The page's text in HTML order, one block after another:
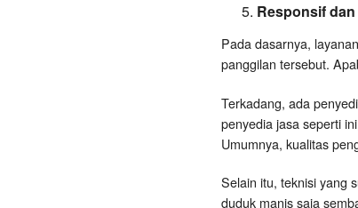
Responsif
Pada dasarnya,
panggilan tersebut.
Terkadang, ada
penyedia jasa seperti
Umumnya, kualitas
Selain itu, teknisi yang
duduk manis saja